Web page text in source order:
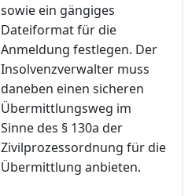
sowie ein gängiges
Dateiformat für die
Anmeldung festlegen. Der
Insolvenzverwalter muss
daneben einen sicheren
Übermittlungsweg im
Sinne des § 130a der
Zivilprozessordnung für die
Übermittlung anbieten.